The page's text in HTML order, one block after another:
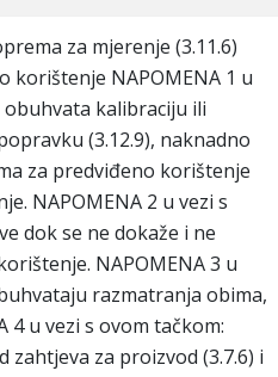
za mjerenje (3.11.6)
korištenje NAPOMENA 1 u
kalibraciju ili
(3.12.9), naknadno
za predviđeno korištenje
NAPOMENA 2 u vezi s
dok se ne dokaže i ne
NAPOMENA 3 u
razmatranja obima,
4 u vezi s ovom tačkom:
za proizvod (3.7.6) i